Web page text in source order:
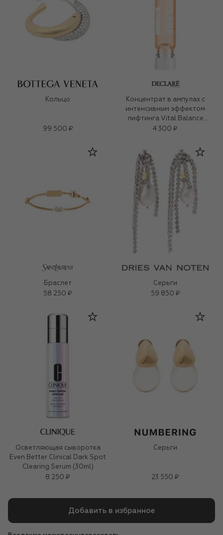
Кольцо
99 500 ₽
Концентрат в ампулах с
интенсивным эффектом
лифтинга Vital Balance
Intense Lifting Effect (7x2,5ml)
4 300 ₽
Браслет
58 250 ₽
Серьги
59 850 ₽
Осветляющая сыворотка
Even Better Clinical Dark Spot
Clearing Serum (30ml)
8 250 ₽
Серьги
23 550 ₽
Добавить в избранное